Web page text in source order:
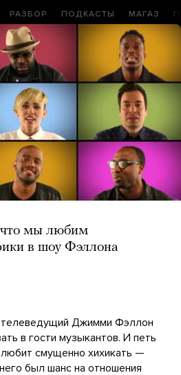
РАЗБОР ПОДКАСТЫ МАГАЗ
мы любим
в шоу Фэллона
телеведущий Джимми Фэллон
в гости музыкантов. И петь
смущенно хихикать —
был шанс на отношения